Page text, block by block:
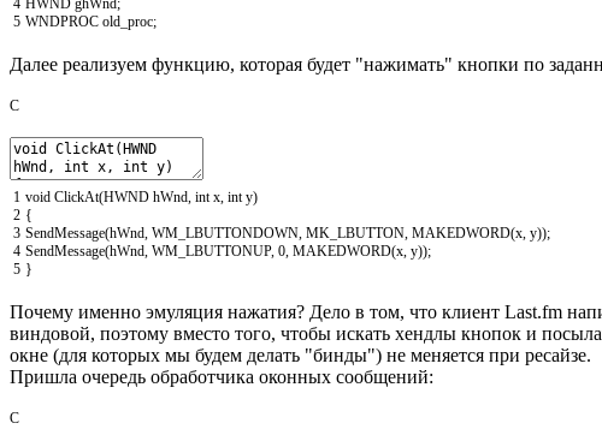
4
5
HWND ghWnd;
WNDPROC old_proc;
Далее реализуем функцию, которая будет "нажимать" кнопки по
C
1
2
3
4
5
void ClickAt(HWND hWnd int x int y)
{
SendMessage(hWnd WM_LBUTTONDOWN MK_LBUTTON MAKEDWORD(x y));
SendMessage(hWnd WM_LBUTTONUP, 0 MAKEDWORD(x y));
}
Почему именно эмуляция нажатия? Дело в том, что клиент Last.fm
виндовой, поэтому вместо того, чтобы искать хендлы кнопок и
окне (для которых мы будем делать "бинды") не меняется при ресайзе.
Пришла очередь обработчика оконных сообщений:
C